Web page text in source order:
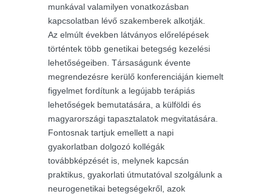
munkával valamilyen vonatkozásban
kapcsolatban lévő szakemberek alkotják.
Az elmúlt években látványos előrelépések
történtek több genetikai betegség kezelési
lehetőségeiben. Társaságunk évente
megrendezésre kerülő konferenciáján kiemelt
figyelmet fordítunk a legújabb terápiás
lehetőségek bemutatására, a külföldi és
magyarországi tapasztalatok megvitatására.
Fontosnak tartjuk emellett a napi
gyakorlatban dolgozó kollégák
továbbképzését is, melynek kapcsán
praktikus, gyakorlati útmutatóval szolgálunk a
neurogenetikai betegségekről, azok